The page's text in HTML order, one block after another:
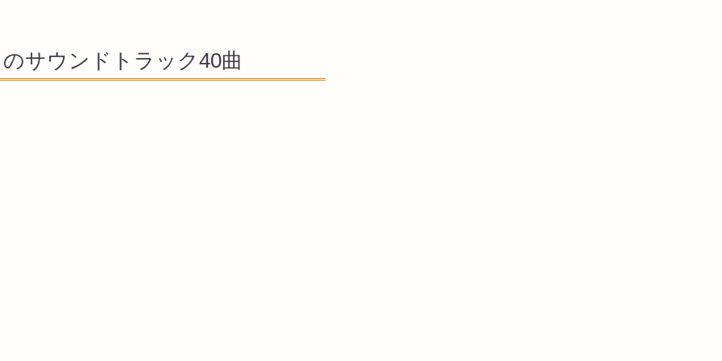
サウンドトラック40曲